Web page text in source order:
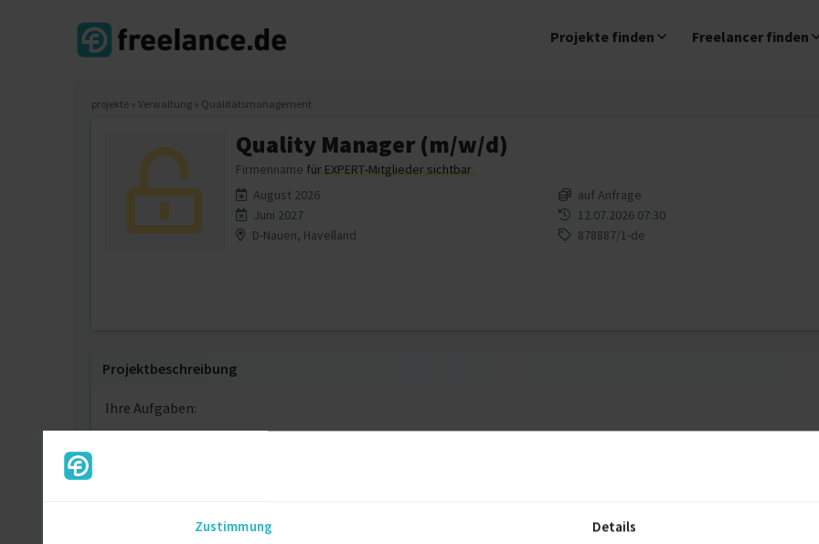
Zustimmung Details
Projekte finden Freelancer finden
projekte » Verwaltung » Qualitätsmanagement
Quality Manager (m/w/d)
Firmenname für EXPERT-Mitglieder sichtbar
August 2026
Juni 2027
D-Nauen, Havelland
auf Anfrage
12.07.2026 07:30
878887/1-de
Projektbeschreibung
Ihre Aufgaben: